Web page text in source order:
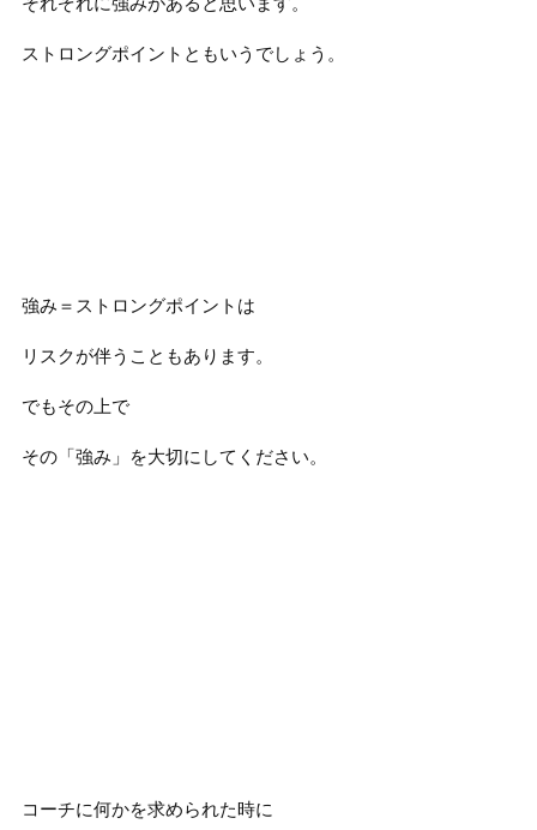
ストロングポイントともいうでしょう。
強み＝ストロングポイントは
リスクが伴うこともあります。
でもその上で
その「強み」を大切にしてください。
コーチに何かを求められた時に